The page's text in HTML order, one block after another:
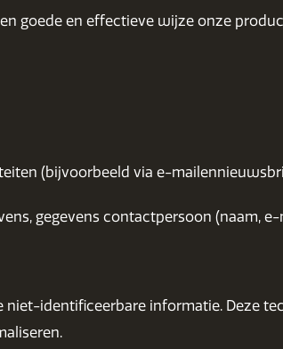
goede en effectieve wijze onze
(bijvoorbeeld via e-
gegevens contactpersoon (naam,
identificeerbare informatie. Deze